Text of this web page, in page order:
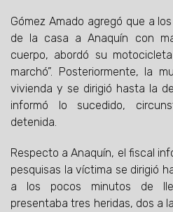
Gómez Amado agregó que a
de la casa a Anaquín con
cuerpo, abordó su
marchó”. Posteriormente, la
vivienda y se dirigió hasta la
informó lo sucedido,
detenida.
Respecto a Anaquín, el fiscal
pesquisas la víctima se dirigió
a los pocos minutos de
presentaba tres heridas, dos a